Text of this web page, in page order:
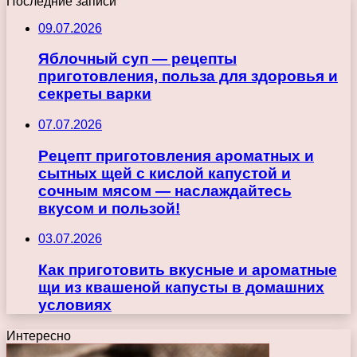
09.07.2026
Яблочный суп — рецепты
приготовления, польза для здоровья и
секреты варки
07.07.2026
Рецепт приготовления ароматных и
сытных щей с кислой капустой и
сочным мясом — наслаждайтесь
вкусом и пользой!
03.07.2026
Как приготовить вкусные и ароматные
щи из квашеной капусты в домашних
условиях
Интересно